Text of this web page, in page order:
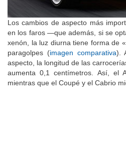
Los cambios de aspecto más
en los faros —que además, si se
xenón, la luz diurna tiene forma de
paragolpes (imagen comparativa).
aspecto, la longitud de las
aumenta 0,1 centímetros. Así, el
mientras que el Coupé y el Cabrio